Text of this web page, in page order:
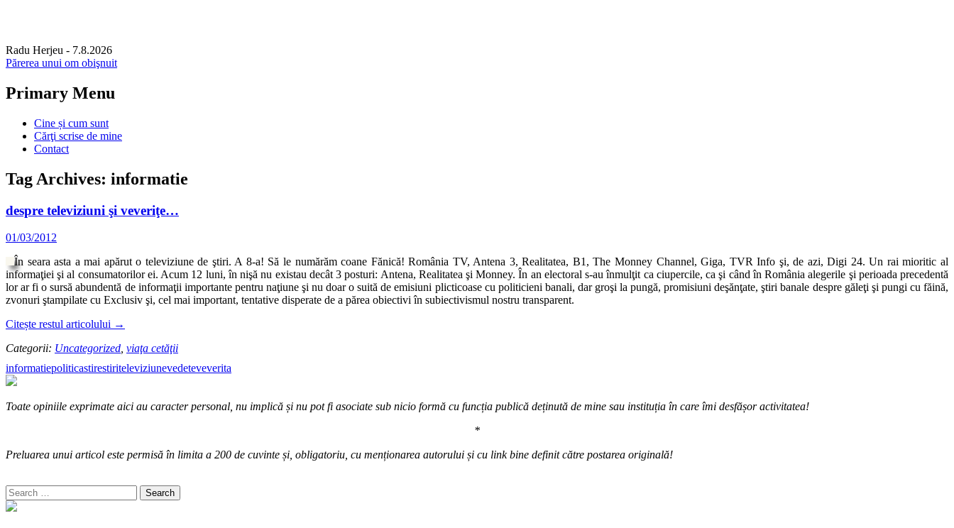
Radu Herjeu - 7.8.2026
Părerea unui om obişnuit
Primary Menu
Skip
content
Cine și cum sunt
Cărţi scrise de mine
Contact
Tag Archives: informatie
despre televiziuni şi veveriţe…
01/03/2012
În seara asta a mai apărut o televiziune de ştiri. A 8-a! Să le numărăm coane Fănică! România TV, Antena 3, Realitatea, B1, The Monney Channel, Giga, TVR Info şi, de azi, Digi 24. Un rai mioritic al
informaţiei şi al consumatorilor ei. Acum 12 luni, în nişă nu existau decât 3 posturi: Antena, Realitatea şi Monney. În an electoral s-au înmulţit ca ciupercile, ca şi când în România alegerile şi perioada precedentă
lor ar fi o sursă abundentă de informaţii importante pentru naţiune şi nu doar o suită de emisiuni plicticoase cu politicieni banali, dar groşi la pungă, promisiuni deşănţate, ştiri banale despre găleţi şi pungi cu făină,
zvonuri ştampilate cu Exclusiv şi, cel mai important, tentative disperate de a părea obiectivi în subiectivismul nostru transparent.
Citește restul articolului →
Categorii: Uncategorized viaţa cetăţii
informatiepoliticastirestiriteleviziunevedeteveverita
Toate opiniile exprimate aici au caracter personal, nu implică și nu pot fi asociate sub nicio formă cu funcția publică deținută de mine sau instituția în care îmi desfășor activitatea!
*
Preluarea unui articol este permisă în limita a 200 de cuvinte și, obligatoriu, cu menționarea autorului și cu link bine definit către postarea originală!
Search
for: